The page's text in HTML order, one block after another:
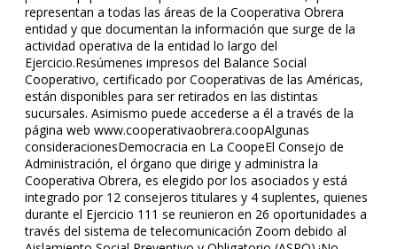
representan a todas las áreas de la Cooperativa Obrera
entidad y que documentan la información que surge de la
actividad operativa de la entidad lo largo del
Ejercicio.Resúmenes impresos del Balance Social
Cooperativo, certificado por Cooperativas de las Américas,
están disponibles para ser retirados en las distintas
sucursales. Asimismo puede accederse a él a través de la
página web www.cooperativaobrera.coopAlgunas
consideracionesDemocracia en La CoopeEl Consejo de
Administración, el órgano que dirige y administra la
Cooperativa Obrera, es elegido por los asociados y está
integrado por 12 consejeros titulares y 4 suplentes, quienes
durante el Ejercicio 111 se reunieron en 26 oportunidades a
través del sistema de telecomunicación Zoom debido al